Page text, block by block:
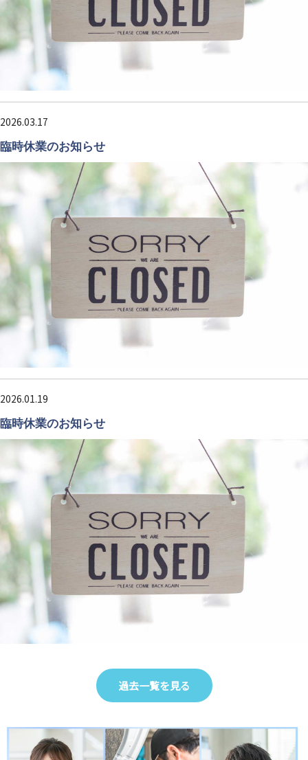
2026.03.17
臨時休業のお知らせ
2026.01.19
臨時休業のお知らせ
過去一覧を見る